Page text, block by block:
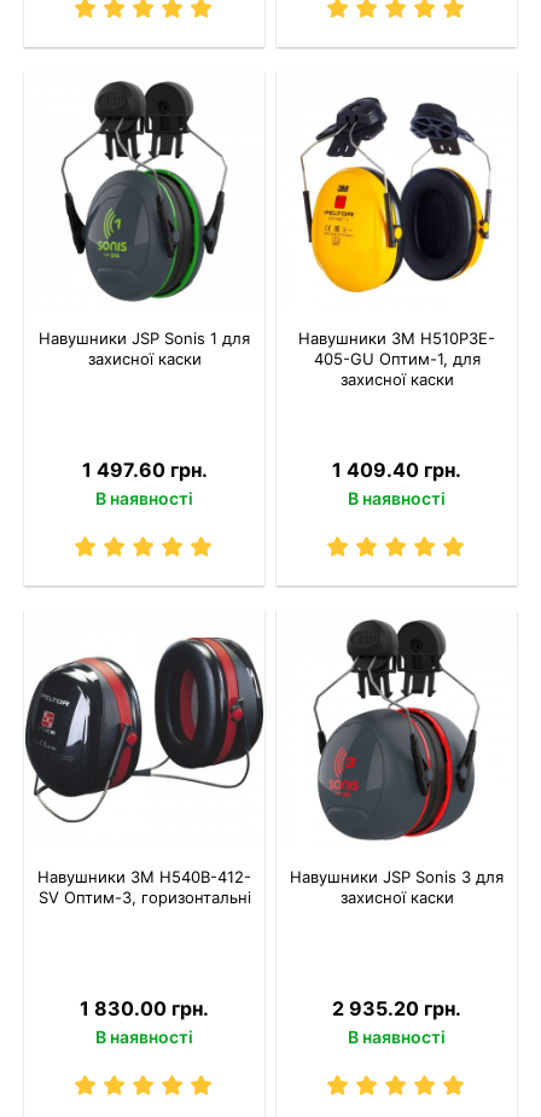
Навушники JSP Sonis 1 для
захисної каски
1 497.60 грн.
В наявності
Навушники 3M H510P3E-
405-GU Оптим-1, для
захисної каски
1 409.40 грн.
В наявності
Навушники 3M H540B-412-
SV Оптим-3, горизонтальні
1 830.00 грн.
В наявності
Навушники JSP Sonis 3 для
захисної каски
2 935.20 грн.
В наявності